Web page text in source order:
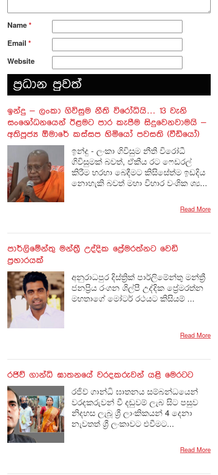
Name*
Email *
Website
ප‍්‍රධාන පුවත්
​ඉන්දු – ලංකා ගිවිසුම නීති විරෝධියි… 13 වැනි
සංශෝධනයෙන් ඊළමට පාර කැපීම සිදුවෙනවාමයි –
අතිපූජ්‍ය ඕමාරේ කස්සප හිමියෝ පවසති (වීඩියෝ)
ඉන්දු - ලංකා ගිවිසුම නීති විරෝධී
ගිවිසුමක් බවත්, ඒකීය රට ෆෙඩරල්
කිරීම හරහා බෙදීමට කිසිසේත්ම ඉඩදිය
නොහැකි බවත් මහා විහාර වංශික ශ්‍ය...
Read More
පාර්ලිමේන්තු මන්ත්‍රී උද්දික ප්‍රේමරත්නට වෙඩි
ප්‍රහාරයක්
අනුරාධපුර දිස්ත්‍රික් පාර්ලිමේන්තු මන්ත්‍රී
ජනප්‍රිය රංගන ශිල්පී උද්දික ප්‍රේමරත්න
මහතාගේ මෝටර් රථයට කිසියම් ...
Read More
රජිව් ගාන්ධි ඝාතනයේ වරදකරුවන් යළි මෙරටට
රජිව් ගාන්ධි ඝාතනය සම්බන්ධයෙන්
වරදකරුවන් වී දඬුවම් ලැබ සිට පසුව
නිදහස ලැබූ ශ්‍රී ලාංකිකයන් 4 දෙනා
නැවතත් ශ්‍රී ලංකාවට එවීමට...
Read More